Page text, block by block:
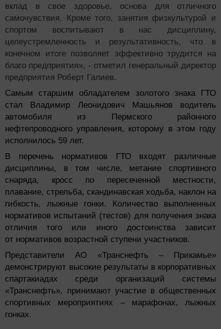
вклад в свое здоровье, основа для отличного
самочувствия. Кроме того, занятия физкультурой и
спортом воспитывают в нас дисциплину,
целеустремленность и результативность, что в
конечном итоге позволяет эффективно трудится на
благо предприятия», - отметил генеральный директор
предприятия Роберт Галиев.
Самым старшим обладателем золотого знака ГТО
стал Владимир Леонидович Машьянов водитель
автомобиля из Пермского районного
нефтепроводного управления, которому в этом году
исполнилось 59 лет.
В перечень нормативов ГТО входят различные
дисциплины, в том числе, метание спортивного
снаряда, кросс по пересеченной местности,
плавание, стрельба, скандинавская ходьба, наклон на
гибкость, лыжные гонки. Количество выполненных
нормативов испытаний (тестов) для получения знака
отличия того или иного достоинства зависит
от нормативов возрастной ступени участников.
Представители АО «Транснефть – Прикамье»
демонстрируют высокие результаты в корпоративных
спартакиадах среди организаций системы
«Транснефть», принимают участие в общественных
спортивных мероприятиях – марафонах, лыжных
гонках.